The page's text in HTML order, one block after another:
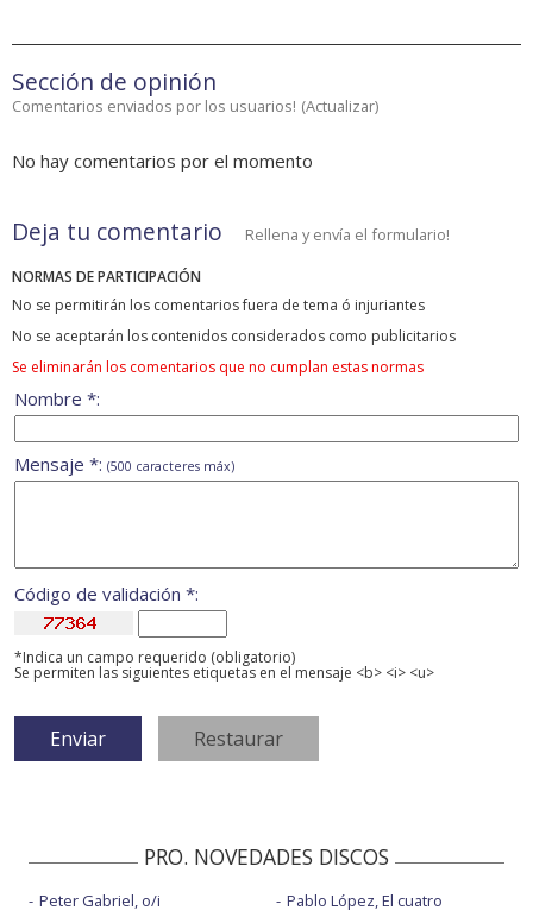
Sección de opinión
Comentarios enviados por los usuarios! (Actualizar)
No hay comentarios por el momento
Deja tu comentario Rellena y envía el formulario!
NORMAS DE PARTICIPACIÓN
No se permitirán los comentarios fuera de tema ó injuriantes
No se aceptarán los contenidos considerados como publicitarios
Se eliminarán los comentarios que no cumplan estas normas
Nombre *:
Mensaje *: (500 caracteres máx)
Código de validación *:
*Indica un campo requerido (obligatorio)
Se permiten las siguientes etiquetas en el mensaje <b> <i> <u>
PRO. NOVEDADES DISCOS
Peter Gabriel, o/i
Pablo López, El cuatro